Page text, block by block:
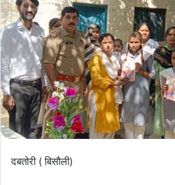
दबतोरी ( बिसौली)